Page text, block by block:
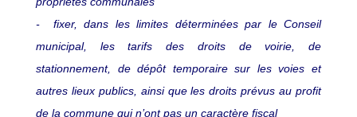
- fixer, dans les limites déterminées par le Conseil
municipal, les tarifs des droits de voirie, de
stationnement, de dépôt temporaire sur les voies et
autres lieux publics, ainsi que les droits prévus au profit
de la commune qui n’ont pas un caractère fiscal